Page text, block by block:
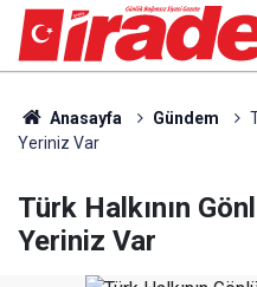
Anasayfa Gündem
Yeriniz Var
Türk Halkının
Yeriniz Var